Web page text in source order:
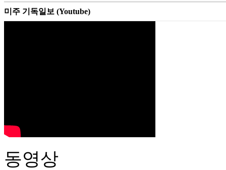
미주 기독일보 (Youtube)
동영상